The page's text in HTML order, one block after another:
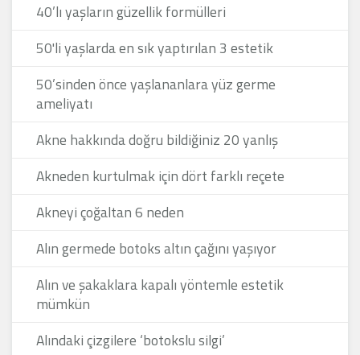
40’lı yaşların güzellik formülleri
50'li yaşlarda en sık yaptırılan 3 estetik
50’sinden önce yaşlananlara yüz germe
ameliyatı
Akne hakkında doğru bildiğiniz 20 yanlış
Akneden kurtulmak için dört farklı reçete
Akneyi çoğaltan 6 neden
Alın germede botoks altın çağını yaşıyor
Alın ve şakaklara kapalı yöntemle estetik
mümkün
Alındaki çizgilere ‘botokslu silgi’